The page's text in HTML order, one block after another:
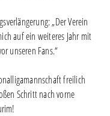
„Der Verein
auf ein weiteres Jahr mit
unseren Fans.“
freilich
Schritt nach vorne